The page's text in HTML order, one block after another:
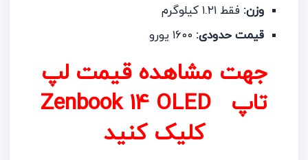
وزن: فقط ۱.۲۱ کیلوگرم
قیمت حدودی:
جهت مشاهده قیمت لپ
تاپ Zenbook 14 OLED
کلیک کنید